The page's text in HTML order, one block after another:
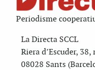
Periodisme
La Directa SCCL
Riera d’Escuder,
08028 Sants